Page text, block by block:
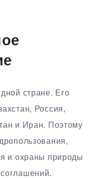
стране. Его
Россия,
и Иран. Поэтому
и охраны природы